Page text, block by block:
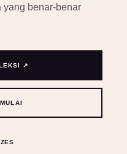
yang benar-benar
↗